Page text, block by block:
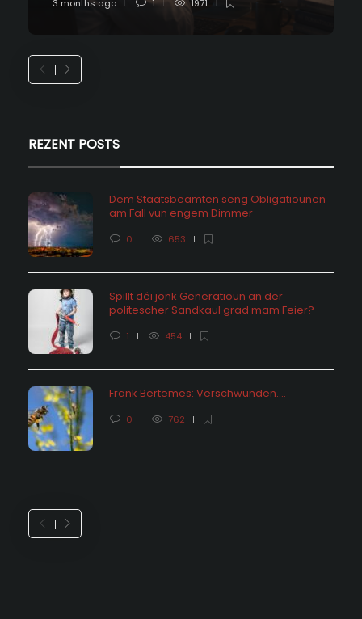
3 months ago 1 1971
REZENT POSTS
Dem Staatsbeamten seng Obligatiounen
am Fall vun engem Dimmer
0 653
Spillt déi jonk Generatioun an der
politescher Sandkaul grad mam Feier?
1 454
Frank Bertemes: Verschwunden….
0 762